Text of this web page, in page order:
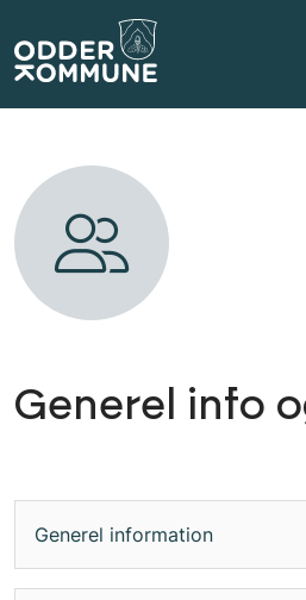
Generel info
Generel information